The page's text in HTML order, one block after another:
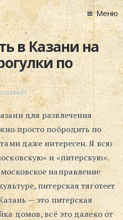
Главная
Новости
Графоманство
* Автотекст
*
* Хронограф
Арт-Рецензии
* Слушать
* Смотреть
* Читать
* По жизни
Блог
Меню
в Казани на
по
для развлечения
просто побродить по
даже интересен. Я всю
и «питерскую».
направление
питерская тяготеет
— это питерская
домов, всё это далеко от